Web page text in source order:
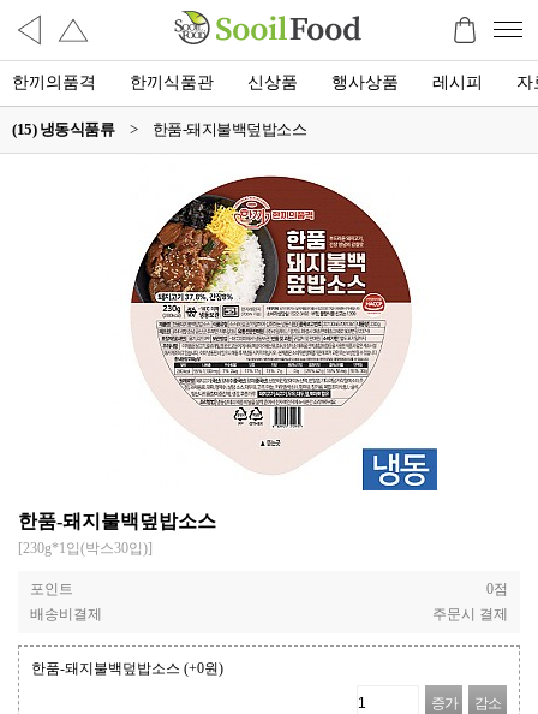
한끼의품격 한끼식품관 신상품 행사상품 레시피 자
(15) 냉동식품류 > 한품-돼지불백덮밥소스
한품-돼지불백덮밥소스
[230g*1입(박스30입)]
포인트
0점
배송비결제
주문시 결제
한품-돼지불백덮밥소스 (+0원)
증가 감소